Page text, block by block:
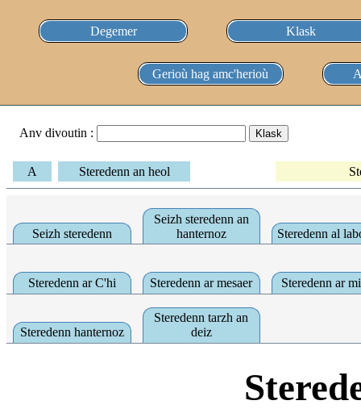
Degemer Klask
Gerioù hag amc'herioù
Anv divoutin :
A Steredenn an heol
Seizh steredenn
Seizh steredenn an
hanternoz
Steredenn al
Steredenn ar C'hi Steredenn ar mesaer Steredenn ar
Steredenn hanternoz
Steredenn tarzh an
deiz